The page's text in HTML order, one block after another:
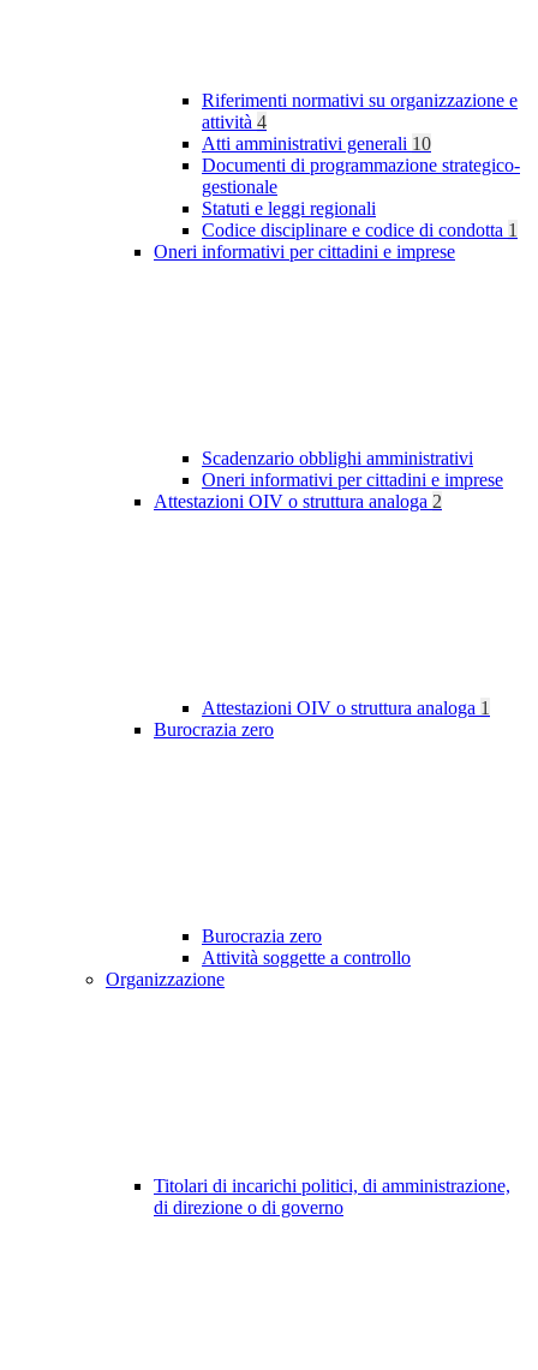
Riferimenti normativi su organizzazione e
attività 4
Atti amministrativi generali 10
Documenti di programmazione strategico-
gestionale
Statuti e leggi regionali
Codice disciplinare e codice di condotta 1
Oneri informativi per cittadini e imprese
Scadenzario obblighi amministrativi
Oneri informativi per cittadini e imprese
Attestazioni OIV o struttura analoga 2
Attestazioni OIV o struttura analoga 1
Burocrazia zero
Burocrazia zero
Attività soggette a controllo
Organizzazione
Titolari di incarichi politici, di amministrazione,
di direzione o di governo